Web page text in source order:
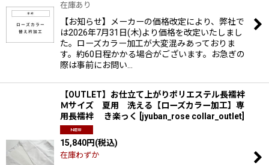
在庫あり
【お知らせ】メーカーの価格改定により、弊社で
は2026年7月31日(木)より価格を改定いたしまし
た。ローズカラー加工が大変混みあっておりま
す。約60日程かかる場合がございます。お急ぎの
際は事前にお問い…
【OUTLET】お仕立て上がりポリエステル長襦袢
Ｍサイズ 夏用 洗える【ローズカラー加工】専
用長襦袢 き楽っく
jyuban_rose collar_outlet
15,840円(税込)
在庫わずか